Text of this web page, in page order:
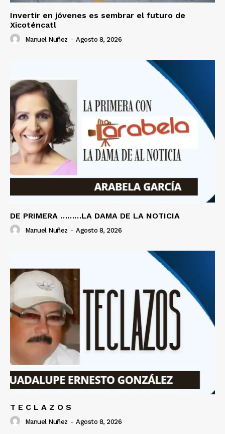
Invertir en jóvenes es sembrar el futuro de
Xicoténcatl
Manuel Nuñez - Agosto 8, 2026
DE PRIMERA ………LA DAMA DE LA NOTICIA
Manuel Nuñez - Agosto 8, 2026
T E C L A Z O S
Manuel Nuñez - Agosto 8, 2026